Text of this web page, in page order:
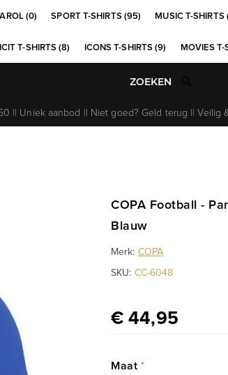
(0) SPORT T-SHIRTS (95) MUSIC T-SHIRTS
T-SHIRTS (8) ICONS T-SHIRTS (9) MOVIES T-
|| Uniek aanbod || Niet goed? Geld terug || Veilig
COPA Football -
Blauw
Merk: COPA
SKU: CC-6048
€ 44,95
Maat *